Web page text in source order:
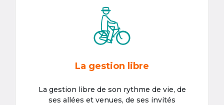
La gestion libre
La gestion libre de son rythme de vie, de
ses allées et venues, de ses invités